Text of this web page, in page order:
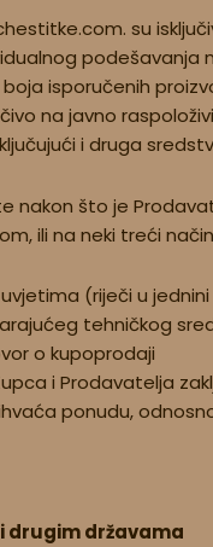
su
podešavanja
isporučenih
na javno
i druga
nakon što je
ili na neki treći
(riječi u
tehničkog
o kupoprodaji
i Prodavatelja
ponudu,
drugim državama